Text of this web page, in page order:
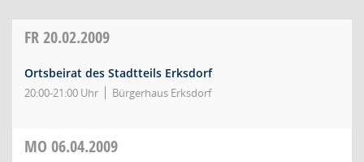
FR20.02.2009
Ortsbeirat des Stadtteils Erksdorf
20:00-21:00 Uhr Bürgerhaus Erksdorf
MO 06.04.2009